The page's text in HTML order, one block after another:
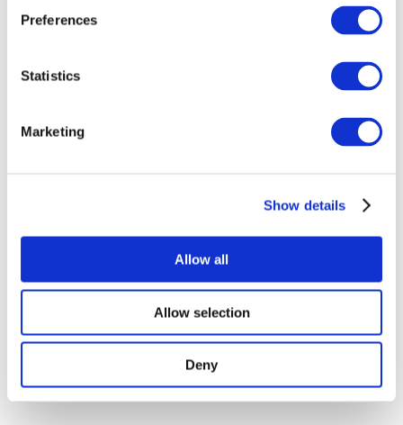
Preferences
Statistics
Marketing
Show details
Allow all
Allow selection
Deny
Заходи
Наша спецпропозиція
Без піджанру